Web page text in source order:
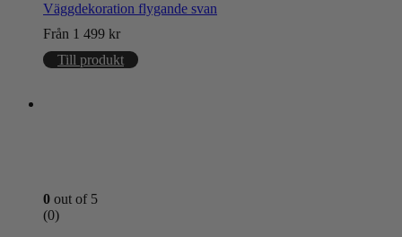
Väggdekoration flygande svan
Från 1 499 kr
Till produkt
0 out of 5
(0)